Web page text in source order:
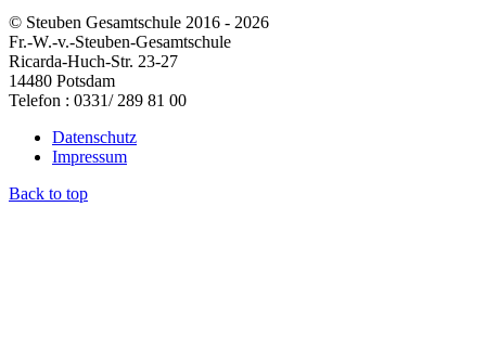
© Steuben Gesamtschule 2016 - 2026
Fr.-W.-v.-Steuben-Gesamtschule
Ricarda-Huch-Str. 23-27
14480 Potsdam
Telefon : 0331/ 289 81 00
Datenschutz
Impressum
Back to top